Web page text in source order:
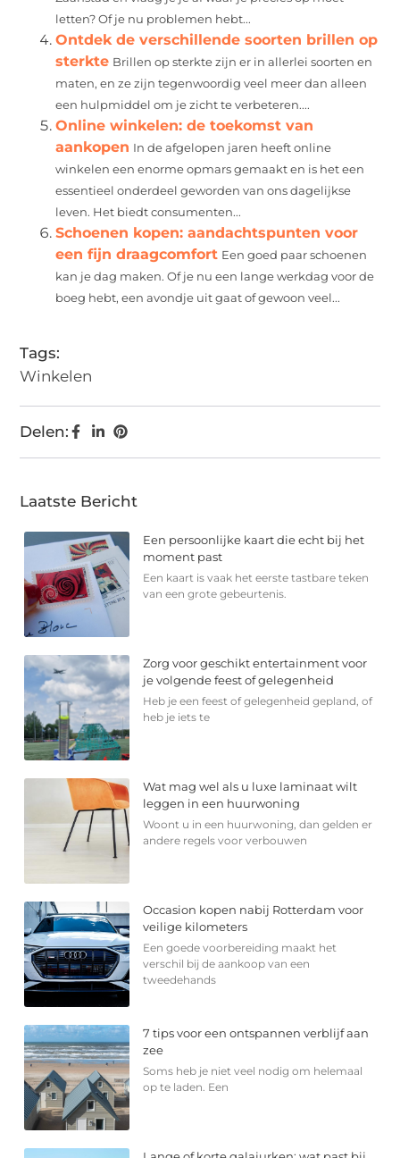
letten? Of je nu problemen hebt...
Ontdek de verschillende soorten brillen op
sterkte Brillen op sterkte zijn er in allerlei soorten en
maten, en ze zijn tegenwoordig veel meer dan alleen
een hulpmiddel om je zicht te verbeteren....
Online winkelen: de toekomst van
aankopen In de afgelopen jaren heeft online
winkelen een enorme opmars gemaakt en is het een
essentieel onderdeel geworden van ons dagelijkse
leven. Het biedt consumenten...
Schoenen kopen: aandachtspunten voor
een fijn draagcomfort Een goed paar schoenen
kan je dag maken. Of je nu een lange werkdag voor de
boeg hebt, een avondje uit gaat of gewoon veel...
Tags:
Winkelen
Delen:
Laatste Bericht
Een persoonlijke kaart die echt bij het
moment past
Een kaart is vaak het eerste tastbare teken
van een grote gebeurtenis.
Zorg voor geschikt entertainment voor
je volgende feest of gelegenheid
Heb je een feest of gelegenheid gepland, of
heb je iets te
Wat mag wel als u luxe laminaat wilt
leggen in een huurwoning
Woont u in een huurwoning, dan gelden er
andere regels voor verbouwen
Occasion kopen nabij Rotterdam voor
veilige kilometers
Een goede voorbereiding maakt het
verschil bij de aankoop van een
tweedehands
7 tips voor een ontspannen verblijf aan
zee
Soms heb je niet veel nodig om helemaal
op te laden. Een